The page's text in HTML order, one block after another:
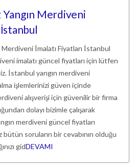
Merdiveni
İmalatı Fiyatları İstanbul
imalatı güncel fiyatları için lütfen
İstanbul yangın merdiveni
işlemlerinizi güven içinde
alışverişi için güvenilir bir firma
dolayı bizimle çalışarak
merdiveni güncel fiyatları
soruların bir cevabının olduğu
gidDEVAMI